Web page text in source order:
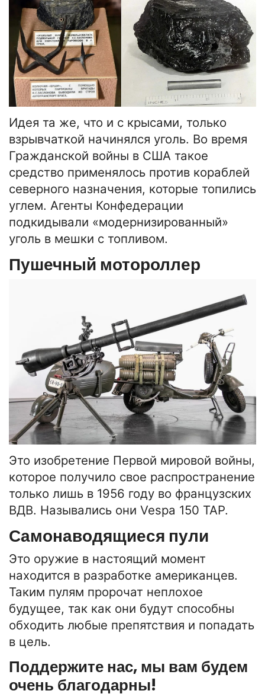
Идея та же, что и с крысами, только
взрывчаткой начинялся уголь. Во время
Гражданской войны в США такое
средство применялось против кораблей
северного назначения, которые топились
углем. Агенты Конфедерации
подкидывали «модернизированный»
уголь в мешки с топливом.
Пушечный мотороллер
Это изобретение Первой мировой войны,
которое получило свое распространение
только лишь в 1956 году во французских
ВДВ. Назывались они Vespa 150 TAP.
Самонаводящиеся пули
Это оружие в настоящий момент
находится в разработке американцев.
Таким пулям пророчат неплохое
будущее, так как они будут способны
обходить любые препятствия и попадать
в цель.
Поддержите нас, мы вам будем
очень благодарны!